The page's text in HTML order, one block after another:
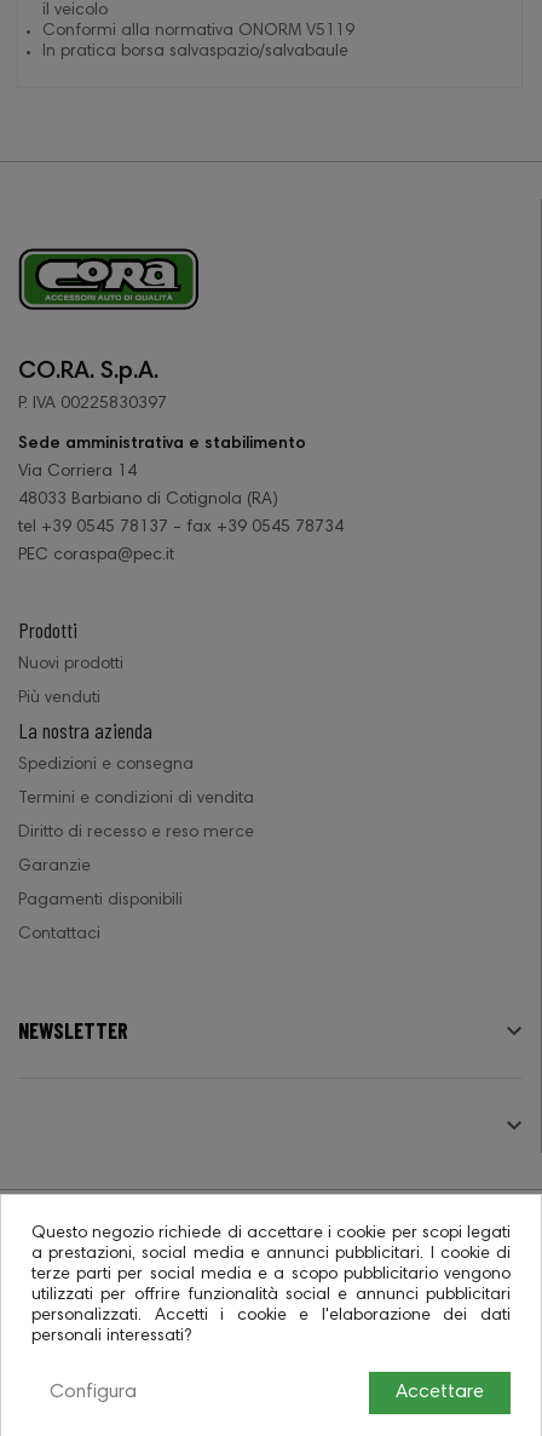
0
il veicolo
Conformi alla normativa ONORM V5119
In pratica borsa salvaspazio/salvabaule
CO.RA. S.p.A.
P. IVA 00225830397
Sede amministrativa e stabilimento
Via Corriera 14
48033 Barbiano di Cotignola (RA)
tel +39 0545 78137 - fax +39 0545 78734
PEC coraspa@pec.it
Prodotti
Nuovi prodotti
Più venduti
La nostra azienda
Spedizioni e consegna
Termini e condizioni di vendita
Diritto di recesso e reso merce
Garanzie
Pagamenti disponibili
Contattaci
NEWSLETTER 

© 2026 - Ecommerce software CO.RA. SpA
Questo negozio richiede di accettare i cookie per scopi legati
a prestazioni, social media e annunci pubblicitari. I cookie di
terze parti per social media e a scopo pubblicitario vengono
utilizzati per offrire funzionalità social e annunci pubblicitari
personalizzati. Accetti i cookie e l'elaborazione dei dati
personali interessati?
Accettare
Configura